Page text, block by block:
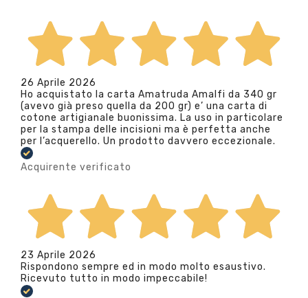
26 Aprile 2026
Ho acquistato la carta Amatruda Amalfi da 340 gr
(avevo già preso quella da 200 gr) e’ una carta di
cotone artigianale buonissima. La uso in particolare
per la stampa delle incisioni ma è perfetta anche
per l’acquerello. Un prodotto davvero eccezionale.
Acquirente verificato
23 Aprile 2026
Rispondono sempre ed in modo molto esaustivo.
Ricevuto tutto in modo impeccabile!